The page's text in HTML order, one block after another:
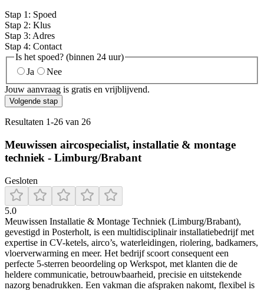
Stap 1 : Spoed
Stap 2: Klus
Stap 3: Adres
Stap 4: Contact
Is het spoed? (binnen 24 uur)
Ja
Nee
Jouw aanvraag is gratis en vrijblijvend.
Volgende stap
Resultaten 1-26 van 26
Meuwissen aircospecialist, installatie & montage
techniek - Limburg/Brabant
Gesloten
5.0
Meuwissen Installatie & Montage Techniek (Limburg/Brabant),
gevestigd in Posterholt, is een multidisciplinair installatiebedrijf met
expertise in CV-ketels, airco’s, waterleidingen, riolering, badkamers,
vloerverwarming en meer. Het bedrijf scoort consequent een
perfecte 5-sterren beoordeling op Werkspot, met klanten die de
heldere communicatie, betrouwbaarheid, precisie en uitstekende
nazorg benadrukken. Een vakman die afspraken nakomt, flexibel is